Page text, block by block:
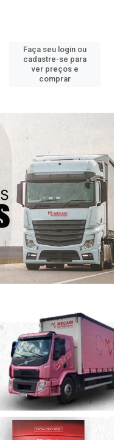
Faça seu login ou
cadastre-se para
ver preços e
comprar